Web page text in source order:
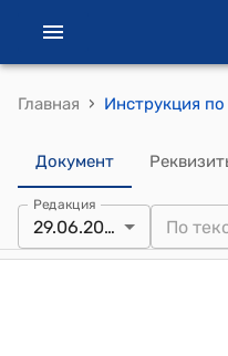
Главная ›
Документ
Редакция
29.06.2026